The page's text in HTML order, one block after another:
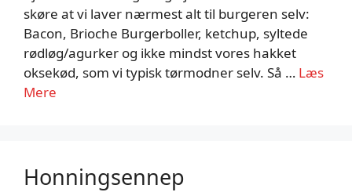
skøre at vi laver nærmest alt til burgeren selv:
Bacon, Brioche Burgerboller, ketchup, syltede
rødløg/agurker og ikke mindst vores hakket
oksekød, som vi typisk tørmodner selv. Så … Læs
Mere
Honningsennep